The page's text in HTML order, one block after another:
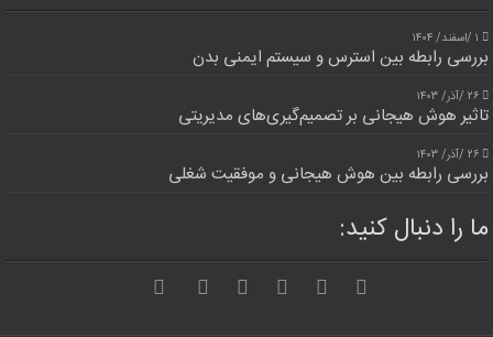
۱ /اسفند/ ۱۴۰۴
بررسی رابطه بین استرس و سیستم ایمنی بدن
۲۶ /آذر/ ۱۴۰۳
تاثیر هوش هیجانی بر تصمیم‌گیری‌های مدیریتی
۲۶ /آذر/ ۱۴۰۳
بررسی رابطه بین هوش هیجانی و موفقیت شغلی
ما را دنبال کنید: